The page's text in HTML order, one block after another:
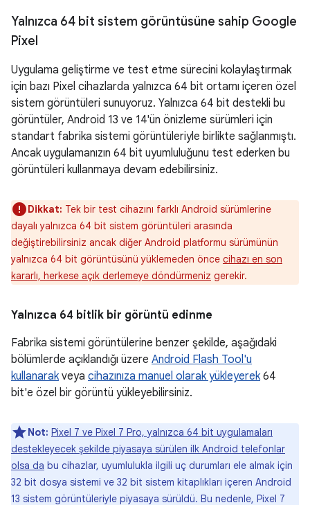
Yalnızca 64 bit sistem görüntüsüne sahip Google
Pixel
Uygulama geliştirme ve test etme sürecini kolaylaştırmak
için bazı Pixel cihazlarda yalnızca 64 bit ortamı içeren özel
sistem görüntüleri sunuyoruz. Yalnızca 64 bit destekli bu
görüntüler, Android 13 ve 14'ün önizleme sürümleri için
standart fabrika sistemi görüntüleriyle birlikte sağlanmıştı.
Ancak uygulamanızın 64 bit uyumluluğunu test ederken bu
görüntüleri kullanmaya devam edebilirsiniz.
Dikkat: Tek bir test cihazını farklı Android sürümlerine
dayalı yalnızca 64 bit sistem görüntüleri arasında
değiştirebilirsiniz ancak diğer Android platformu sürümünün
yalnızca 64 bit görüntüsünü yüklemeden önce cihazı en son
kararlı, herkese açık derlemeye döndürmeniz gerekir.
Yalnızca 64 bitlik bir görüntü edinme
Fabrika sistemi görüntülerine benzer şekilde, aşağıdaki
bölümlerde açıklandığı üzere Android Flash Tool'u
kullanarakveya cihazınıza manuel olarak yükleyerek64
bit'e özel bir görüntü yükleyebilirsiniz.
Not: Pixel 7 ve Pixel 7 Pro, yalnızca 64 bit uygulamaları
destekleyecek şekilde piyasaya sürülen ilk Android telefonlar
olsa da bu cihazlar, uyumlulukla ilgili uç durumları ele almak için
32 bit dosya sistemi ve 32 bit sistem kitaplıkları içeren Android
13 sistem görüntüleriyle piyasaya sürüldü. Bu nedenle, Pixel 7